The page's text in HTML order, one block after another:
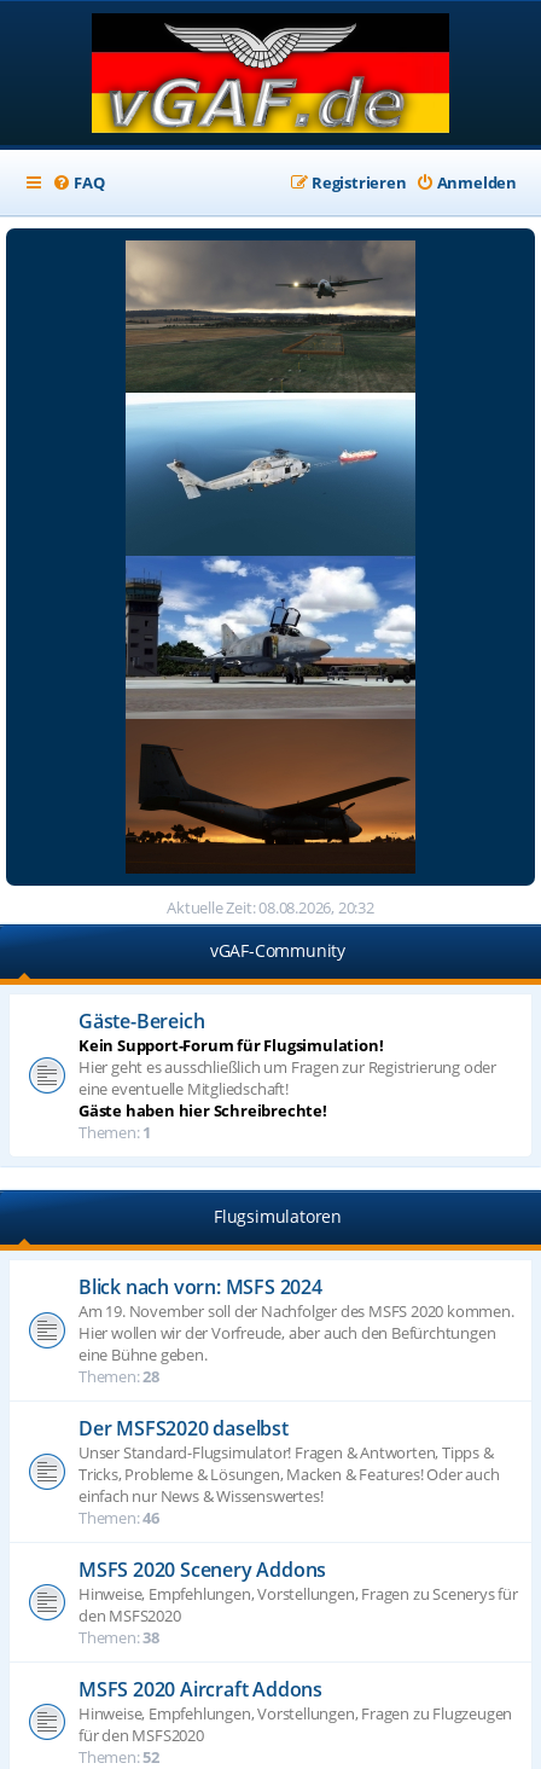
FAQ Anmelden
Registrieren
Aktuelle Zeit: 08.08.2026, 20:32
vGAF-Community
Gäste-Bereich
Kein Support-Forum für Flugsimulation!
Hier geht es ausschließlich um Fragen zur Registrierung oder
eine eventuelle Mitgliedschaft!
Gäste haben hier Schreibrechte!
Themen:1
Flugsimulatoren
Blick nach vorn: MSFS 2024
Am 19. November soll der Nachfolger des MSFS 2020 kommen.
Hier wollen wir der Vorfreude, aber auch den Befürchtungen
eine Bühne geben.
Themen:28
Der MSFS2020 daselbst
Unser Standard-Flugsimulator! Fragen & Antworten, Tipps &
Tricks, Probleme & Lösungen, Macken & Features! Oder auch
einfach nur News & Wissenswertes!
Themen:46
MSFS 2020 Scenery Addons
Hinweise, Empfehlungen, Vorstellungen, Fragen zu Scenerys für
den MSFS2020
Themen:38
MSFS 2020 Aircraft Addons
Hinweise, Empfehlungen, Vorstellungen, Fragen zu Flugzeugen
für den MSFS2020
Themen:52